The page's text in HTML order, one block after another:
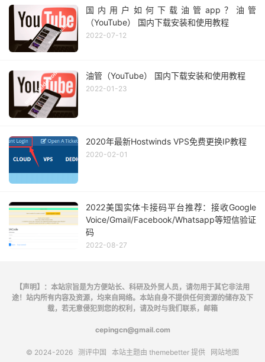
国内用户如何下载油管app？油管
（YouTube） 国内下载安装和使用教程
2022-07-12
油管（YouTube） 国内下载安装和使用教程
2022-01-23
2020年最新Hostwinds VPS免费更换IP教程
2020-02-01
2022美国实体卡接码平台推荐：接收Google
Voice/Gmail/Facebook/Whatsapp等短信验证
码
2022-08-27
【声明】：本站宗旨是为方便站长、科研及外贸人员，请勿用于其它非法用
途！站内所有内容及资源，均来自网络。本站自身不提供任何资源的储存及下
载，若无意侵犯到您的权利，请及时与我们联系，邮箱
cepingcn@gmail.com
© 2024-2026 测评中国 本站主题由 themebetter 提供
网站地图